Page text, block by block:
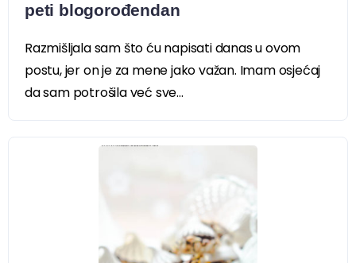
peti blogorođendan
Razmišljala sam što ću napisati danas u ovom
postu, jer on je za mene jako važan. Imam osjećaj
da sam potrošila već sve...